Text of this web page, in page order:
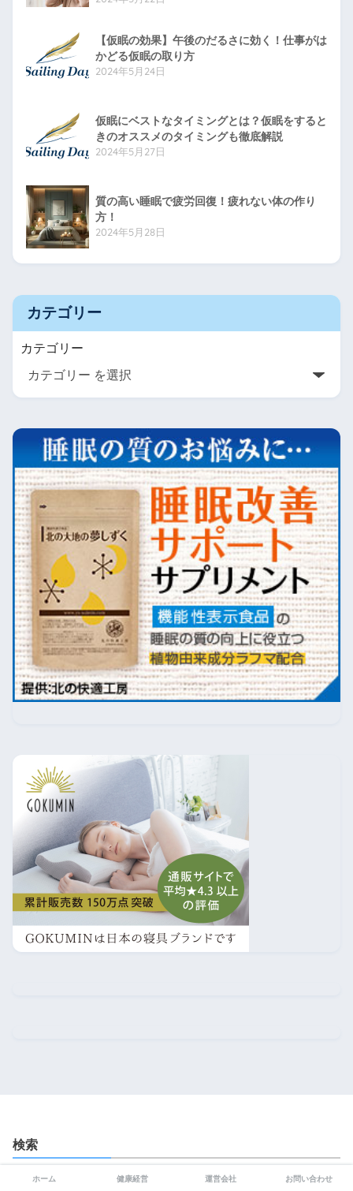
【仮眠の効果】午後のだるさに効く！仕事がは
かどる仮眠の取り方
2024年5月24日
仮眠にベストなタイミングとは？仮眠をすると
きのオススメのタイミングも徹底解説
2024年5月27日
質の高い睡眠で疲労回復！疲れない体の作り
方！
2024年5月28日
カテゴリー
カテゴリー
検索
ホーム 健康経営 運営会社 お問い合わせ